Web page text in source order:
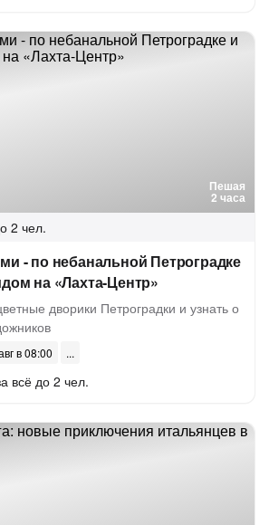
Пешая
2 часа
2 чел.
- по небанальной Петроградке
на «Лахта-Центр»
дворики Петроградки и узнать о
в 08:00
всё до 2 чел.